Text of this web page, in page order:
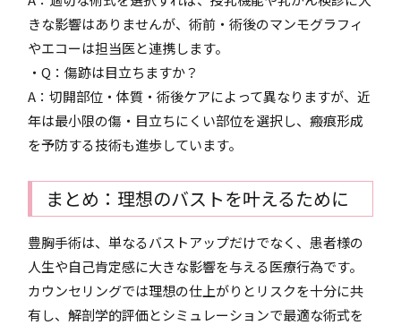
きな影響はありませんが、術前・術後のマンモグラフィ
やエコーは担当医と連携します。
・Q：傷跡は目立ちますか？
A：切開部位・体質・術後ケアによって異なりますが、近
年は最小限の傷・目立ちにくい部位を選択し、瘢痕形成
を予防する技術も進歩しています。
まとめ：理想のバストを叶えるために
豊胸手術は、単なるバストアップだけでなく、患者様の
人生や自己肯定感に大きな影響を与える医療行為です。
カウンセリングでは理想の仕上がりとリスクを十分に共
有し、解剖学的評価とシミュレーションで最適な術式を